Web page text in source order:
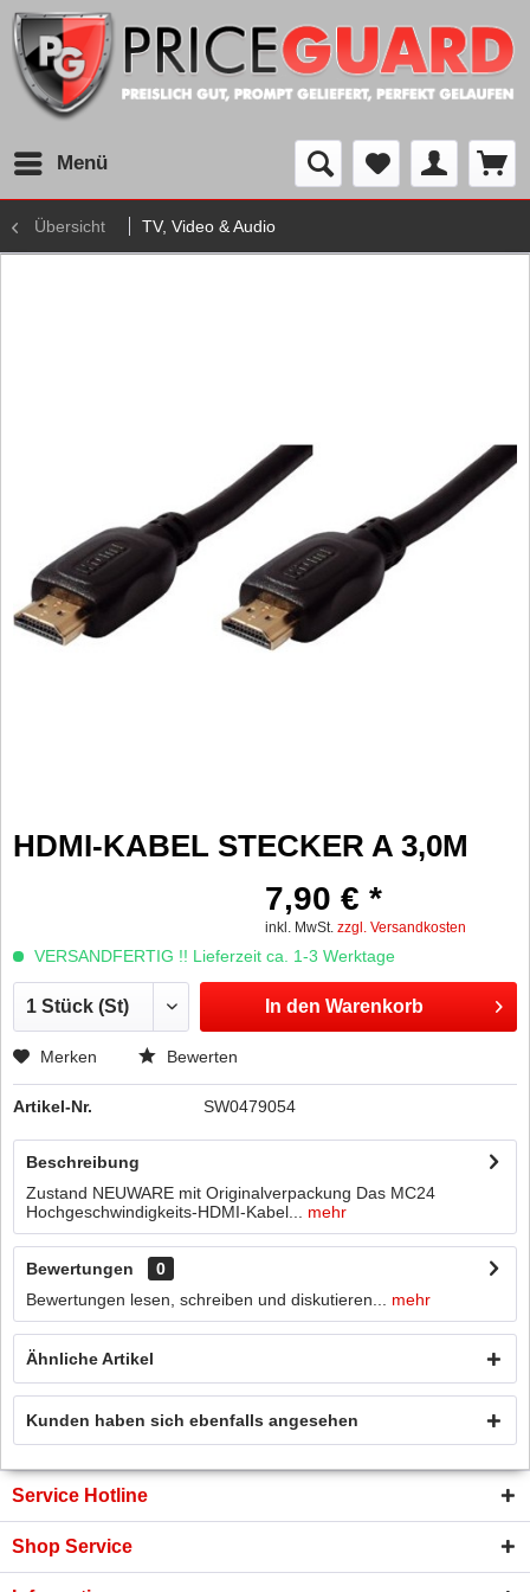
Menü
Übersicht TV, Video & Audio
HDMI-KABEL STECKER A 3,0M
7,90 € *
inkl. MwSt. zzgl. Versandkosten
VERSANDFERTIG !! Lieferzeit ca. 1-3 Werktage
In den Warenkorb
Merken Bewerten
Artikel-Nr. SW0479054
Beschreibung
Zustand NEUWARE mit Originalverpackung Das MC24
Hochgeschwindigkeits-HDMI-Kabel...
mehr
Bewertungen
0
Bewertungen lesen, schreiben und diskutieren...
mehr
Ähnliche Artikel
Kunden haben sich ebenfalls angesehen
Service Hotline
Shop Service